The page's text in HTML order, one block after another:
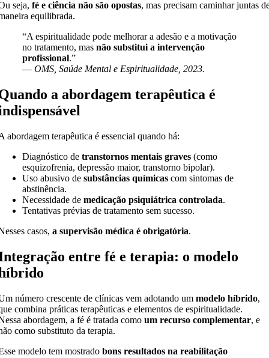
seja,fé e ciência não são opostas, mas precisam caminhar juntas
equilibrada.
“A espiritualidade pode melhorar a adesão e a motivação
no tratamento, masnão substitui a intervenção
profissional.”
—OMS, Saúde Mental e Espiritualidade, 2023.
a abordagem terapêutica é
abordagem terapêutica é essencial quando há:
Diagnóstico detranstornos mentais graves (como
esquizofrenia, depressão maior, transtorno bipolar).
Uso abusivo desubstâncias químicas com sintomas de
abstinência.
Necessidade demedicação psiquiátrica controlada.
Tentativas prévias de tratamento sem sucesso.
casos,a supervisão médica é obrigatória.
entre fé e terapia: o modelo
número crescente de clínicas vem adotando ummodelo híbrido,
combina práticas terapêuticas e elementos de espiritualidade.
abordagem, a fé é tratada comoum recurso complementar, e
como substituto da terapia.
modelo tem mostradobons resultados na reabilitação